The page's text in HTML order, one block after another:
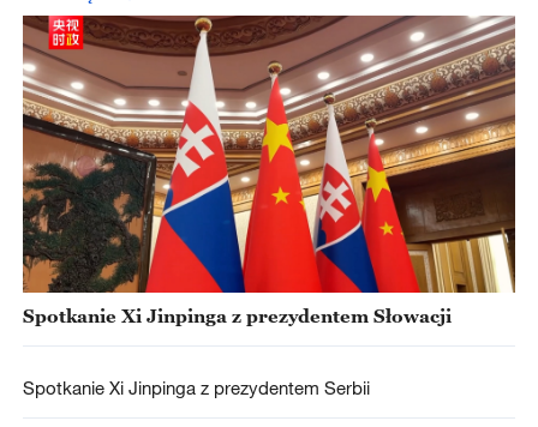
Spotkanie Xi Jinpinga z prezydentem Słowacji
Spotkanie Xi Jinpinga z prezydentem Serbii